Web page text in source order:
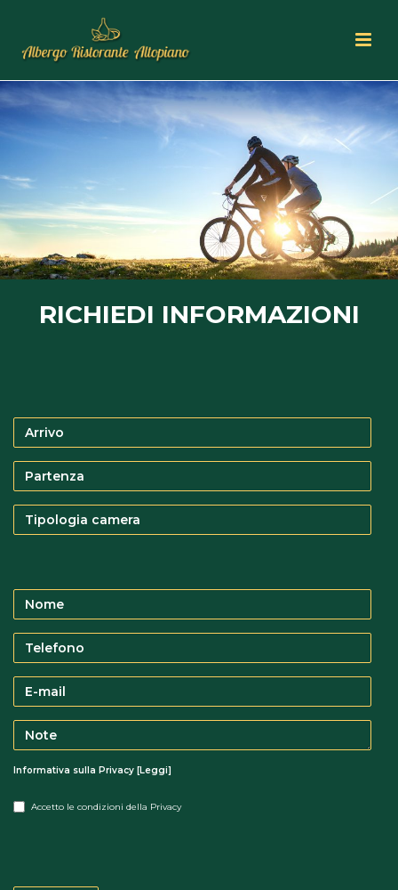
RICHIEDI INFORMAZIONI
Arrivo
Partenza
TIPOLOGIA
CAMERA
Nome
Telefono
mail
Note
Informativa sulla Privacy [Leggi]
ch Accetto le condizioni della Privacy